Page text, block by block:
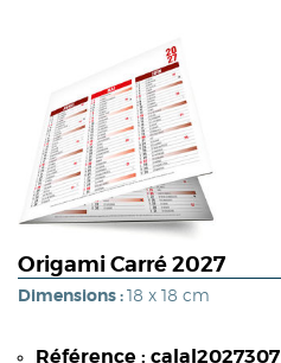
Origami Carré 2027
Dimensions : 18 x 18 cm
Référence : calal2027307